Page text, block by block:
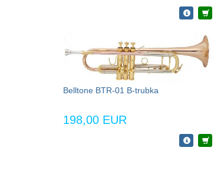
Belltone BTR-01 B-trubka
198,00 EUR